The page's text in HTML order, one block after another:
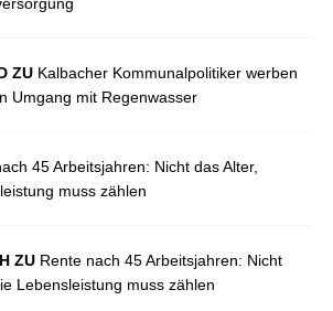
ZU Kalbacher Kommunalpolitiker werben
Umgang mit Regenwasser
45 Arbeitsjahren: Nicht das Alter,
muss zählen
ZU Rente nach 45 Arbeitsjahren: Nicht
Lebensleistung muss zählen